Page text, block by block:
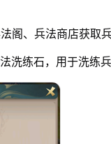
阁、兵法商店获取兵
洗练石，用于洗练兵